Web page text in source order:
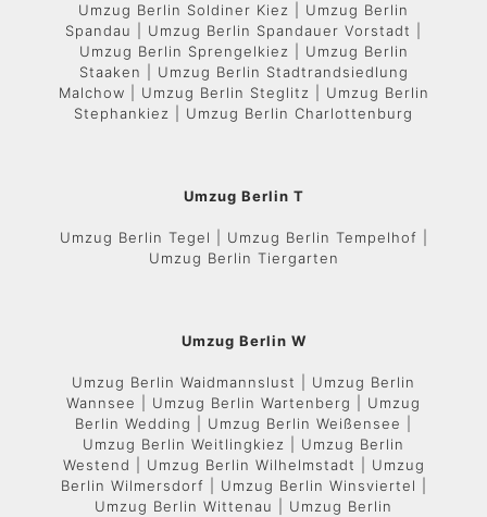
Umzug Berlin Soldiner Kiez | Umzug Berlin
Spandau | Umzug Berlin Spandauer Vorstadt |
Umzug Berlin Sprengelkiez | Umzug Berlin
Staaken | Umzug Berlin Stadtrandsiedlung
Malchow | Umzug Berlin Steglitz | Umzug Berlin
Stephankiez | Umzug Berlin Charlottenburg
Umzug Berlin T
Umzug Berlin Tegel | Umzug Berlin Tempelhof |
Umzug Berlin Tiergarten
Umzug Berlin W
Umzug Berlin Waidmannslust | Umzug Berlin
Wannsee | Umzug Berlin Wartenberg | Umzug
Berlin Wedding | Umzug Berlin Weißensee |
Umzug Berlin Weitlingkiez | Umzug Berlin
Westend | Umzug Berlin Wilhelmstadt | Umzug
Berlin Wilmersdorf | Umzug Berlin Winsviertel |
Umzug Berlin Wittenau | Umzug Berlin